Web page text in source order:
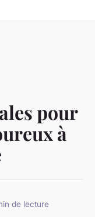
pour
à
de lecture